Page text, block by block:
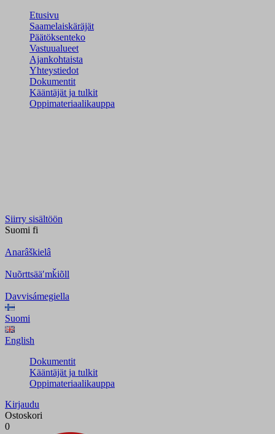
Etusivu
Saamelaiskäräjät
Päätöksenteko
Vastuualueet
Ajankohtaista
Yhteystiedot
Dokumentit
Kääntäjät ja tulkit
Oppimateriaalikauppa
Siirry sisältöön
Suomi fi
Anarâškielâ
Nuõrttsääʹmǩiõll
Davvisámegiella
Suomi
English
Dokumentit
Kääntäjät ja tulkit
Oppimateriaalikauppa
Kirjaudu
Ostoskori
0